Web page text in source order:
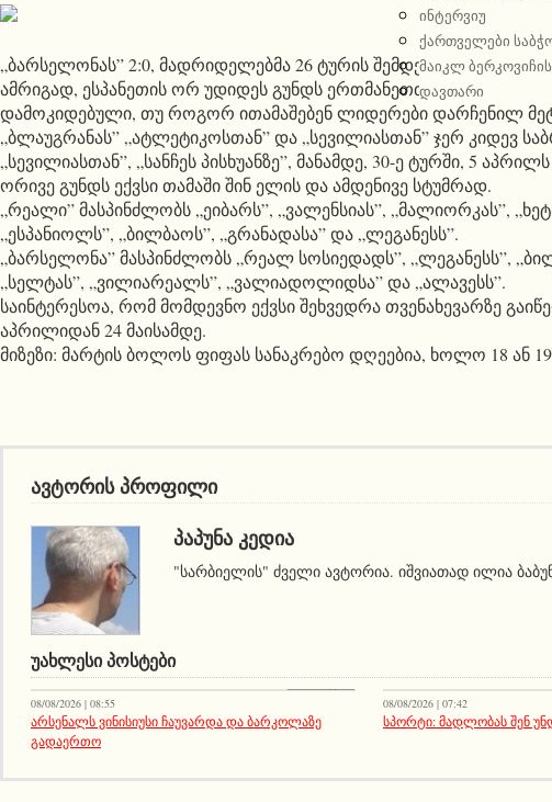
ინტერვიუ
ქართველები
მაიკლ
დავთარი
„ბარსელონას” 2:0, მადრიდელებმა 26 ტურის შემდეგ 56 ქულა
ამრიგად, ესპანეთის ორ უდიდეს გუნდს ერთმანეთთან საქმე
დამოკიდებული, თუ როგორ ითამაშებენ ლიდერები დარჩენილ
„ბლაუგრანას” „ატლეტიკოსთან” და „სევილიასთან” ჯერ კიდევ
„სევილიასთან”, „სანჩეს პისხუანზე”, მანამდე, 30-ე ტურში, 5
ორივე გუნდს ექვსი თამაში შინ ელის და ამდენივე სტუმრად.
„რეალი” მასპინძლობს „ეიბარს”, „ვალენსიას”, „მალიორკას”,
„ესპანიოლს”, „ბილბაოს”, „გრანადასა” და „ლეგანესს”.
„ბარსელონა” მასპინძლობს „რეალ სოსიედადს”, „ლეგანესს”,
„სელტას”, „ვილიარეალს”, „ვალიადოლიდსა” და „ალავესს”.
საინტერესოა, რომ მომდევნო ექვსი შეხვედრა თვენახევარზე
აპრილიდან 24 მაისამდე.
მიზეზი: მარტის ბოლოს ფიფას სანაკრებო დღეებია, ხოლო 18 ან
ავტორის პროფილი
ᲞᲐᲞᲣᲜᲐ ᲙᲔᲓᲘᲐ
"სარბიელის" ძველი ავტორია. იშვიათად ილია
ᲣᲐᲮᲚᲔᲡᲘ ᲞᲝᲡᲢᲔᲑᲘ
სიახლეები
08/08/2026 | 08:55
არსენალს ვინისიუსი ჩაუვარდა და ბარკოლაზე
გადაერთო
08/08/2026 | 07:42
სპორტი: მადლობას შენ